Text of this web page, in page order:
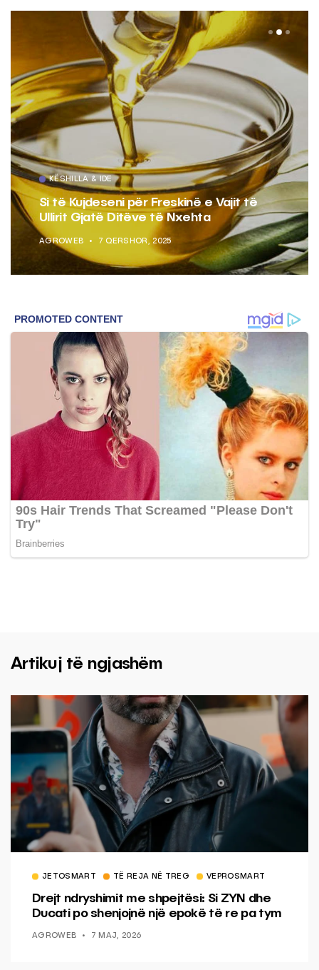
KËSHILLA & IDE
Si të Kujdeseni për Freskinë e Vajit të
Ullirit Gjatë Ditëve të Nxehta
AGROWEB 7 QERSHOR, 2025
Artikuj të ngjashëm
JETOSMART TË REJA NË TREG VEPROSMART
Drejt ndryshimit me shpejtësi: Si ZYN dhe
Ducati po shenjojnë një epokë të re pa tym
AGROWEB 7 MAJ, 2026